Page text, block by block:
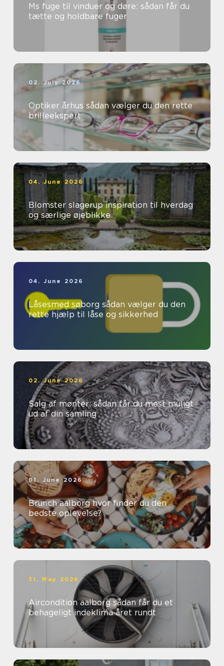
Ms fuge til vinduer og døre: sådan får du
tætte og holdbare fuger
02. July 2026
Optiker århus sådan vælger du den rette
brilleekspert
04. June 2026
Blomster slagerup inspiration til hverdag
og særlige øjeblikke
04. June 2026
Låsesmed søborg sådan vælger du den
rette hjælp til låse og sikkerhed
02. June 2026
Salg af mønter: sådan får du mest muligt
ud af din samling
01. June 2026
Brunch aalborg hvor finder du den
bedste oplevelse?
31. May 2026
Aircondition aalborg sådan får du et
behageligt indeklima året rundt